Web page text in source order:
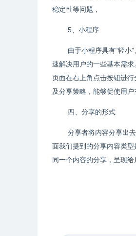
稳定性等问题，
5、小程序
由于小程序具有“轻小
速解决用户的一些基本需
页面在右上角点击按钮进
及分享策略，能够促使用
四、分享的形式
分享者将内容分享出
面我们提到的分享内容类
同一个内容的分享，呈现给